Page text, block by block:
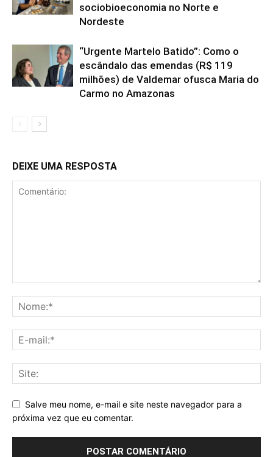
sociobioeconomia no Norte e
Nordeste
“Urgente Martelo Batido”: Como o
escândalo das emendas (R$ 119
milhões) de Valdemar ofusca Maria do
Carmo no Amazonas
DEIXE UMA RESPOSTA
Salve meu nome, e-mail e site neste navegador para a
próxima vez que eu comentar.